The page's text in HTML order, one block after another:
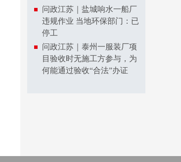
问政江苏｜盐城响水一船厂
违规作业 当地环保部门：已
停工
问政江苏｜泰州一服装厂项
目验收时无施工方参与，为
何能通过验收“合法”办证